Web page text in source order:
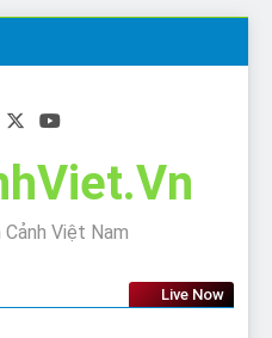
Việt Nam
Live Now